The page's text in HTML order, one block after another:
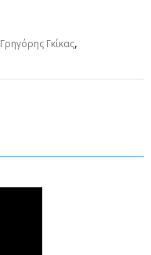
Γρηγόρης Γκίκας,